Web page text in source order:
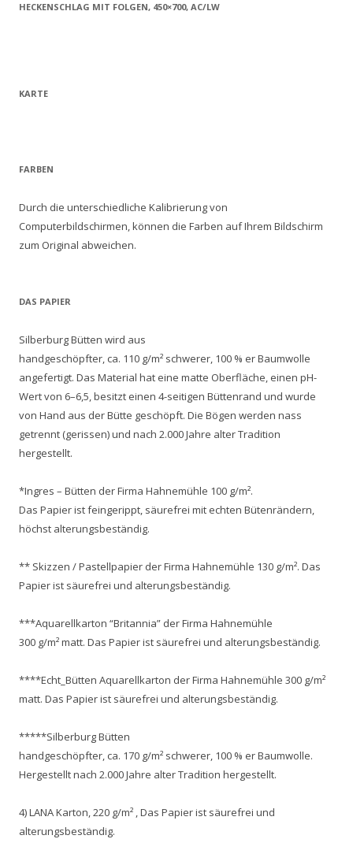
HECKENSCHLAG MIT FOLGEN, 450×700, AC/LW
KARTE
FARBEN
Durch die unterschiedliche Kalibrierung von
Computerbildschirmen, können die Farben auf Ihrem Bildschirm
zum Original abweichen.
DAS PAPIER
Silberburg Bütten wird aus
handgeschöpfter, ca. 110 g/m² schwerer, 100 % er Baumwolle
angefertigt. Das Material hat eine matte Oberfläche, einen pH-
Wert von 6–6,5, besitzt einen 4-seitigen Büttenrand und wurde
von Hand aus der Bütte geschöpft. Die Bögen werden nass
getrennt (gerissen) und nach 2.000 Jahre alter Tradition
hergestellt.
*Ingres – Bütten der Firma Hahnemühle 100 g/m².
Das Papier ist feingerippt, säurefrei mit echten Bütenrändern,
höchst alterungsbeständig.
** Skizzen / Pastellpapier der Firma Hahnemühle 130 g/m². Das
Papier ist säurefrei und alterungsbeständig.
***Aquarellkarton “Britannia” der Firma Hahnemühle
300 g/m² matt. Das Papier ist säurefrei und alterungsbeständig.
****Echt_Bütten Aquarellkarton der Firma Hahnemühle 300 g/m²
matt. Das Papier ist säurefrei und alterungsbeständig.
*****Silberburg Bütten
handgeschöpfter, ca. 170 g/m² schwerer, 100 % er Baumwolle.
Hergestellt nach 2.000 Jahre alter Tradition hergestellt.
4) LANA Karton, 220 g/m² , Das Papier ist säurefrei und
alterungsbeständig.